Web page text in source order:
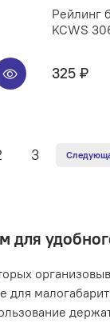
Рейлинг
KCWS
325 ₽
3
для